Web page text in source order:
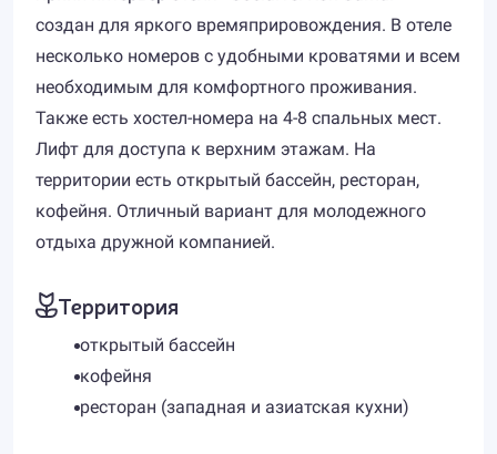
создан для яркого времяприровождения. В отеле
несколько номеров с удобными кроватями и всем
необходимым для комфортного проживания.
Также есть хостел-номера на 4-8 спальных мест.
Лифт для доступа к верхним этажам. На
территории есть открытый бассейн, ресторан,
кофейня. Отличный вариант для молодежного
отдыха дружной компанией.
Территория
открытый бассейн
кофейня
ресторан (западная и азиатская кухни)